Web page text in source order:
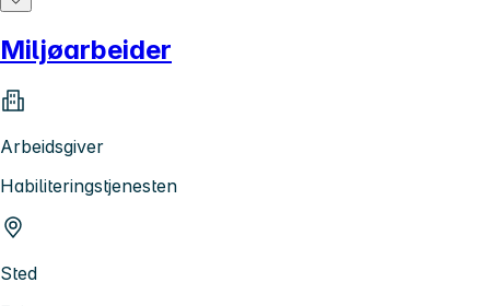
Miljøarbeider
Arbeidsgiver
Habiliteringstjenesten
Sted